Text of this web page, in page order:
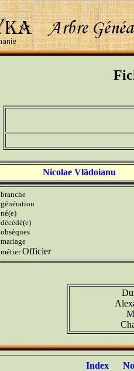
Nicolae Vlãdoianu
branche
génération
né(e)
décédé(e)
obsèques
mariage
métierOfficier
Index